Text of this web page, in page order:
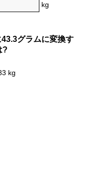
kg
グラムに変換す
?
kg